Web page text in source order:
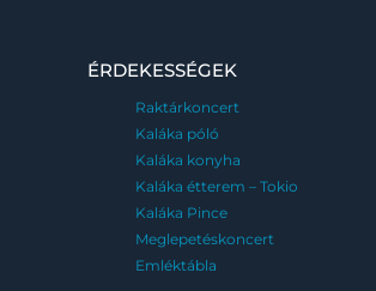
ÉRDEKESSÉGEK
Raktárkoncert
Kaláka póló
Kaláka konyha
Kaláka étterem – Tokio
Kaláka Pince
Meglepetéskoncert
Emléktábla